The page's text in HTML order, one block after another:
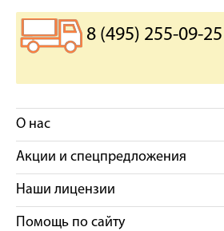
8 (495) 255-09-25
О нас
Акции и спецпредложения
Наши лицензии
Помощь по сайту